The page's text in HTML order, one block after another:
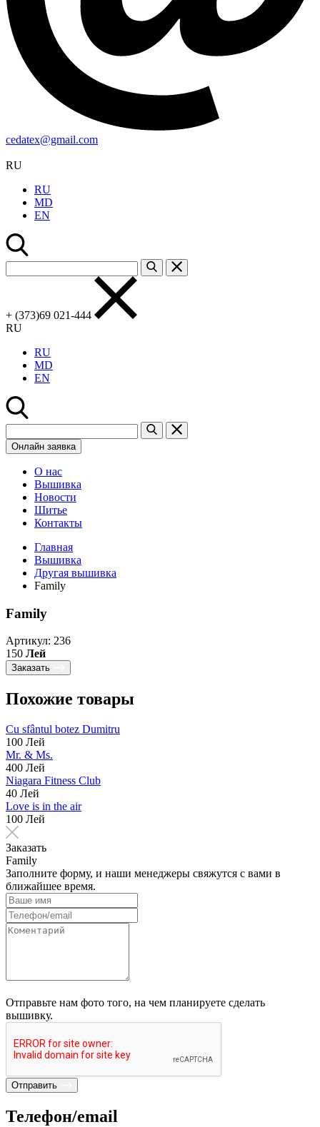
cedatex@gmail.com
RU
RU
MD
EN
+ (373)69 021-444
RU
RU
MD
EN
Онлайн заявка
О нас
Вышивка
Новости
Шитье
Контакты
Главная
Вышивка
Другая вышивка
Family ​​
Family ​​
Артикул: 236
150 Лей
Заказать
Похожие товары
Cu sfântul botez Dumitru
100 Лей
Mr. & Ms.
400 Лей
Niagara Fitness Club
40 Лей
Love is in the air
100 Лей
Заказать
Family ​​
Заполните форму, и наши менеджеры свяжутся с вами в
ближайшее время.
Отправьте нам фото того, на чем планируете сделать
вышивку.
Отправить
Телефон/email